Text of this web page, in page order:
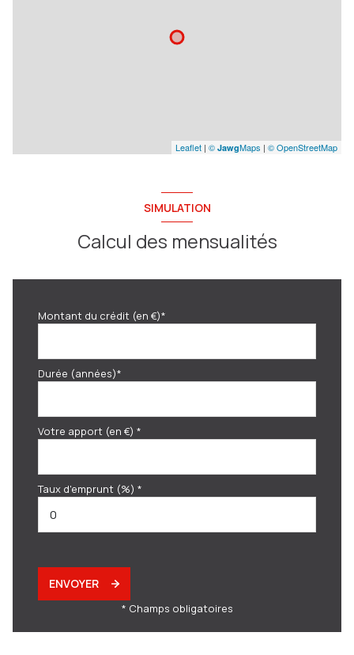
Leaflet | © JawgMaps | © OpenStreetMap
SIMULATION
Calcul des mensualités
Montant du crédit (en €)*
Durée (années)*
Votre apport (en €) *
Taux d'emprunt (%) *
ENVOYER
* Champs obligatoires